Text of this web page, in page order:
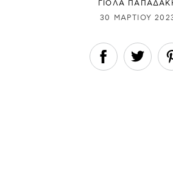
ΓΙΌΛΑ
30 ΜΑΡΤΊΟΥ